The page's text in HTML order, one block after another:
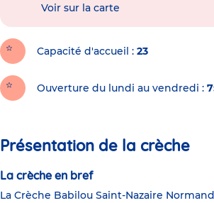
Voir sur la carte
Capacité d'accueil 23
Ouverture du lundi au vendredi :
Présentation de la crèche
La crèche en bref
La Crèche Babilou Saint-Nazaire